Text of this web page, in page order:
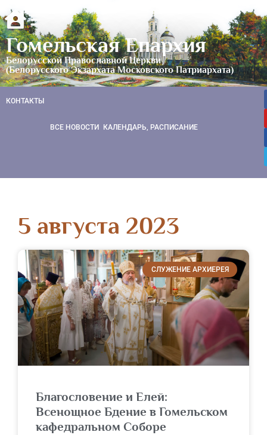
Гомельская Епархия
Белорусской Православной Церкви
(Белорусского Экзархата Московского Патриархата)
КОНТАКТЫ
ВСЕ НОВОСТИ КАЛЕНДАРЬ, РАСПИСАНИЕ
5 августа 2023
СЛУЖЕНИЕ АРХИЕРЕЯ
Благословение и Елей:
Всенощное Бдение в Гомельском
кафедральном Соборе